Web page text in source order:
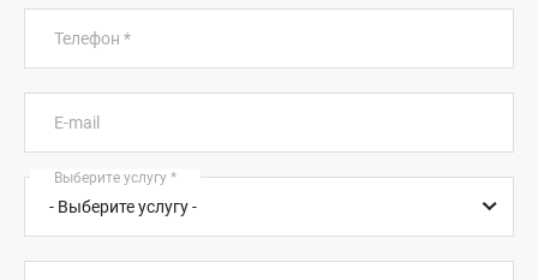
Телефон *
E-mail
Выберите услугу *